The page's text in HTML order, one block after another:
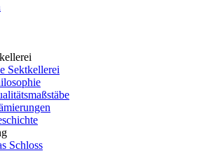
Sektkellerei
Schloss